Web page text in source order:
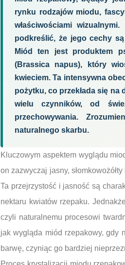
rynku rodzajów miodu,
właściwościami
podkreślić, że jego cechy
Miód ten jest produktem
(Brassica napus), który
kwieciem. Ta intensywna
pożytku, co przekłada się
wielu czynników, od
przechowywania.
naturalnego skarbu.
Kluczowym aspektem wyglądu
on zazwyczaj jasny,
Ta przejrzystość i jasność są
nektaru kwiatów rzepaku.
czyli naturalnemu procesowi
jak wygląda miód rzepakowy, gdy
barwę, czyniąc go bardziej